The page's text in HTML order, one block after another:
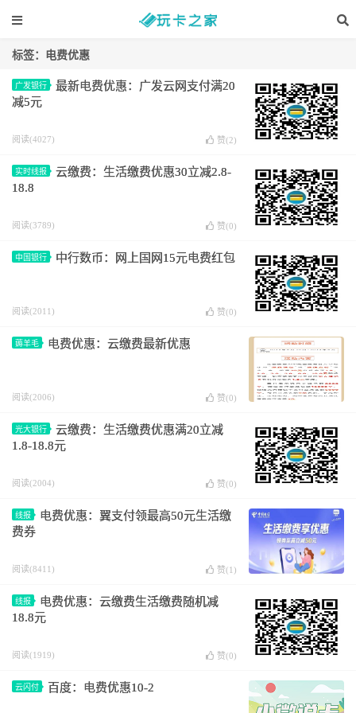
标签：电费优惠
广发银行
最新电费优惠：广发云网支付满20
减5元
阅读(4027) 赞(2)
实时线报
云缴费：生活缴费优惠30立减2.8-
18.8
阅读(3789) 赞(0)
中国银行 中行数币：网上国网15元电费红包
阅读(2011) 赞(0)
薅羊毛 电费优惠：云缴费最新优惠
阅读(2006) 赞(0)
光大银行
云缴费：生活缴费优惠满20立减
1.8-18.8元
阅读(2004) 赞(0)
线报
电费优惠：翼支付领最高50元生活缴
费券
阅读(8411) 赞(1 )
线报
电费优惠：云缴费生活缴费随机减
18.8元
阅读(1919) 赞(0)
云闪付 百度：电费优惠10-2